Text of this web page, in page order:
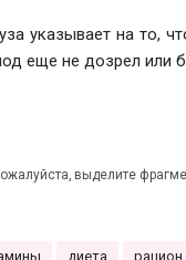
указывает на то,
еще не дозрел или
выделите
диета рацион